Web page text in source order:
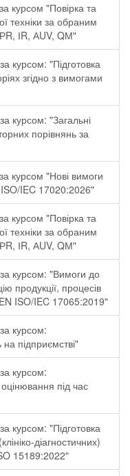
курсом "Повірка та
техніки за обраним
ІR, АUV, QМ"
курсом: "Підготовка
згідно з вимогами
курсом: "Загальні
порівнянь за
курсом "Нові вимоги
ISO/IEC 17020:2026"
курсом "Повірка та
техніки за обраним
ІR, АUV, QМ"
курсом: "Вимоги до
продукції, процесів
ISO/IEC 17065:2019"
курсом:
підприємстві"
курсом:
під час
курсом: "Підготовка
діагностичних)
15189:2022"